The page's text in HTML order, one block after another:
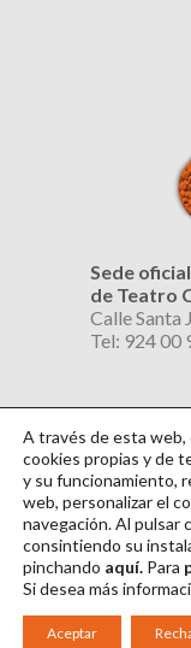
Sede
de Teatro
Calle Santa
Tel: 924 00
Aviso Legal|Política de
|
A través de esta web,
cookies propias y de
y su funcionamiento,
web, personalizar el
navegación. Al pulsar
consintiendo su
pinchando aquí. Para
Si desea más
Aceptar